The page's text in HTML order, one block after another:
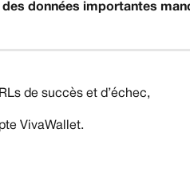
des données importantes
de succès et d’échec,
VivaWallet.